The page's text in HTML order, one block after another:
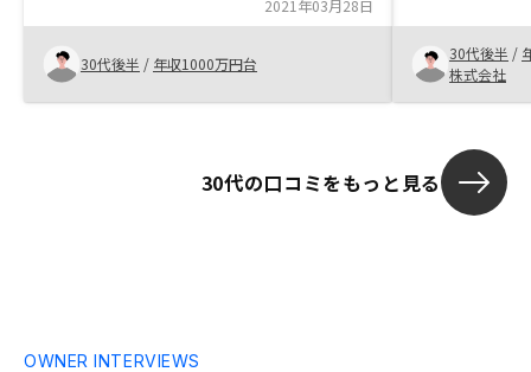
2021年03月28日
30代後半 / 年収1000万円台
30代後半 /
株式会社
30代の口コミをもっと見る
OWNER INTERVIEWS